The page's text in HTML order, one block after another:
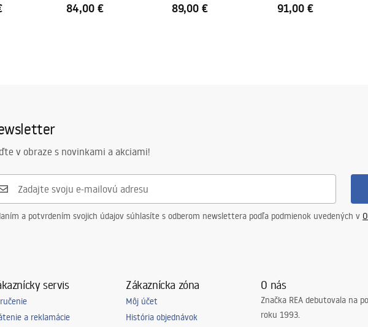
84,00 € 89,00 € 91,00 €
v obraze s novinkami a akciami!
a potvrdením svojich údajov súhlasíte s odberom newslettera podľa podmienok uvedených v
servis
a reklamácie
Zákaznícka zóna
Môj účet
História objednávok
O nás
Značka REA debutovala na
roku 1993.